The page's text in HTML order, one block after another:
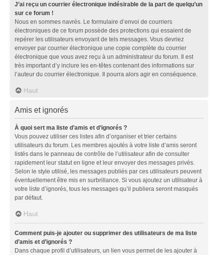
J’ai reçu un courrier électronique indésirable de la part de quelqu’un
sur ce forum !
Nous en sommes navrés. Le formulaire d’envoi de courriers
électroniques de ce forum possède des protections qui essaient de
repérer les utilisateurs envoyant de tels messages. Vous devriez
envoyer par courrier électronique une copie complète du courrier
électronique que vous avez reçu à un administrateur du forum. Il est
très important d’y inclure les en-têtes contenant des informations sur
l’auteur du courrier électronique. Il pourra alors agir en conséquence.
Haut
Amis et ignorés
À quoi sert ma liste d’amis et d’ignorés ?
Vous pouvez utiliser ces listes afin d’organiser et trier certains
utilisateurs du forum. Les membres ajoutés à votre liste d’amis seront
listés dans le panneau de contrôle de l’utilisateur afin de consulter
rapidement leur statut en ligne et leur envoyer des messages privés.
Selon le style utilisé, les messages publiés par ces utilisateurs peuvent
éventuellement être mis en surbrillance. Si vous ajoutez un utilisateur à
votre liste d’ignorés, tous les messages qu’il publiera seront masqués
par défaut.
Haut
Comment puis-je ajouter ou supprimer des utilisateurs de ma liste
d’amis et d’ignorés ?
Dans chaque profil d’utilisateurs, un lien vous permet de les ajouter à